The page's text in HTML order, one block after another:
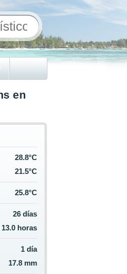
en
28.8°C
21.5°C
25.8°C
26 días
13.0 horas
1 día
17.8 mm